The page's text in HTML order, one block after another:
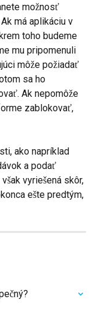
možnosť
má aplikáciu v
toho budeme
mu pripomenuli
môže požiadať
sa ho
Ak nepomôže
zablokovať,
ako napríklad
a podať
vyriešená skôr,
ešte predtým,